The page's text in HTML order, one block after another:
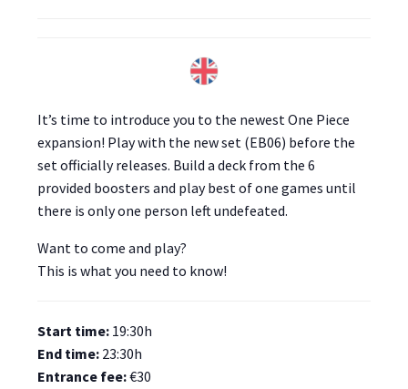
It’s time to introduce you to the newest One Piece
expansion! Play with the new set (EB06) before the
set officially releases. Build a deck from the 6
provided boosters and play best of one games until
there is only one person left undefeated.
Want to come and play?
This is what you need to know!
Start time: 19:30h
End time: 23:30h
Entrance fee:€30